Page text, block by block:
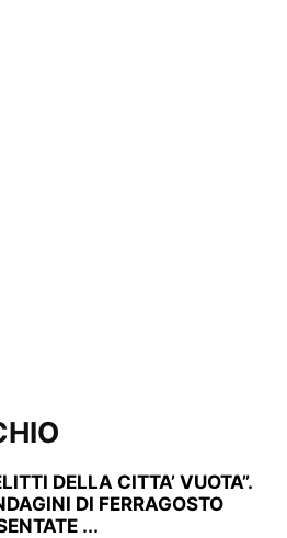
DELLA CITTA’ VUOTA”.
DI FERRAGOSTO
...